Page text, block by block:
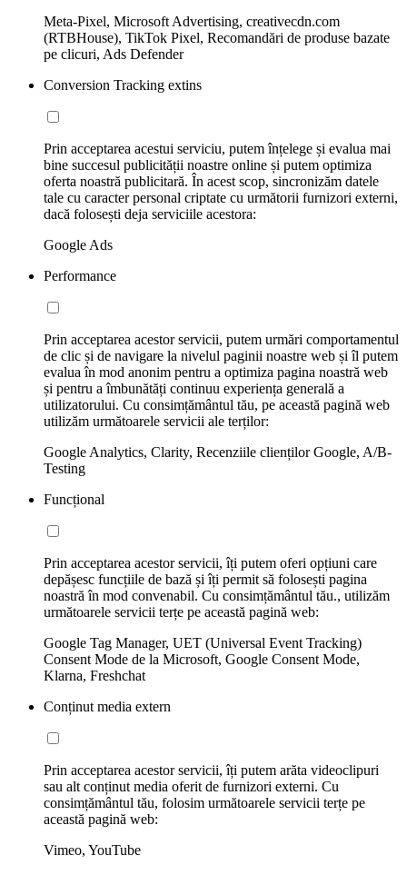
Meta-Pixel, Microsoft Advertising, creativecdn.com
(RTBHouse), TikTok Pixel, Recomandări de produse bazate
pe clicuri, Ads Defender
Conversion Tracking extins
Prin acceptarea acestui serviciu, putem înțelege și evalua mai
bine succesul publicității noastre online și putem optimiza
oferta noastră publicitară. În acest scop, sincronizăm datele
tale cu caracter personal criptate cu următorii furnizori externi,
dacă folosești deja serviciile acestora:
Google Ads
Performance
Prin acceptarea acestor servicii, putem urmări comportamentul
de clic și de navigare la nivelul paginii noastre web și îl putem
evalua în mod anonim pentru a optimiza pagina noastră web
și pentru a îmbunătăți continuu experiența generală a
utilizatorului. Cu consimțământul tău, pe această pagină web
utilizăm următoarele servicii ale terților:
Google Analytics, Clarity, Recenziile clienților Google, A/B-
Testing
Funcțional
Prin acceptarea acestor servicii, îți putem oferi opțiuni care
depășesc funcțiile de bază și îți permit să folosești pagina
noastră în mod convenabil. Cu consimțământul tău., utilizăm
următoarele servicii terțe pe această pagină web:
Google Tag Manager, UET (Universal Event Tracking)
Consent Mode de la Microsoft, Google Consent Mode,
Klarna, Freshchat
Conținut media extern
Prin acceptarea acestor servicii, îți putem arăta videoclipuri
sau alt conținut media oferit de furnizori externi. Cu
consimțământul tău, folosim următoarele servicii terțe pe
această pagină web:
Vimeo, YouTube